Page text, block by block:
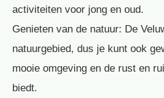
activiteiten voor jong en oud.
Genieten van de natuur: De
natuurgebied, dus je kunt ook
mooie omgeving en de rust en
biedt.